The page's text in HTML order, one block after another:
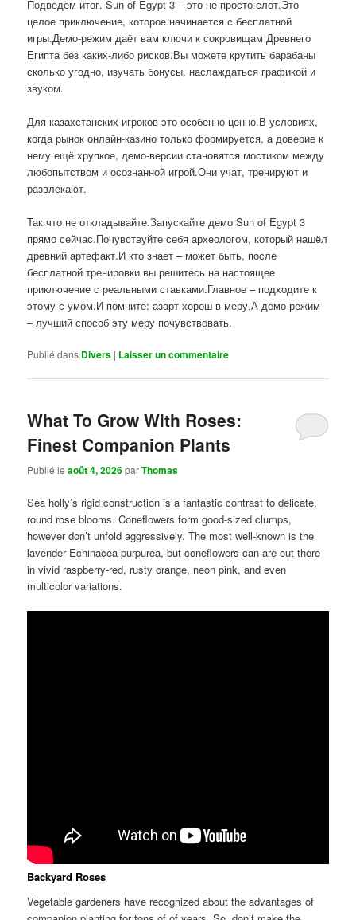
Подведём итог. Sun of Egypt 3 – это не просто слот.Это
целое приключение, которое начинается с бесплатной
игры.Демо-режим даёт вам ключи к сокровищам Древнего
Египта без каких-либо рисков.Вы можете крутить барабаны
сколько угодно, изучать бонусы, наслаждаться графикой и
звуком.
Для казахстанских игроков это особенно ценно.В условиях,
когда рынок онлайн-казино только формируется, а доверие к
нему ещё хрупкое, демо-версии становятся мостиком между
любопытством и осознанной игрой.Они учат, тренируют и
развлекают.
Так что не откладывайте.Запускайте демо Sun of Egypt 3
прямо сейчас.Почувствуйте себя археологом, который нашёл
древний артефакт.И кто знает – может быть, после
бесплатной тренировки вы решитесь на настоящее
приключение с реальными ставками.Главное – подходите к
этому с умом.И помните: азарт хорош в меру.А демо-режим
– лучший способ эту меру почувствовать.
Publié dans Divers | Laisser un commentaire
What To Grow With Roses:
Finest Companion Plants
Publié leaoût 4, 2026parThomas
Sea holly’s rigid construction is a fantastic contrast to delicate,
round rose blooms. Coneflowers form good-sized clumps,
however don’t unfold aggressively. The most well-known is the
lavender Echinacea purpurea, but coneflowers can are out there
in vivid raspberry-red, rusty orange, neon pink, and even
multicolor variations.
Backyard Roses
Vegetable gardeners have recognized about the advantages of